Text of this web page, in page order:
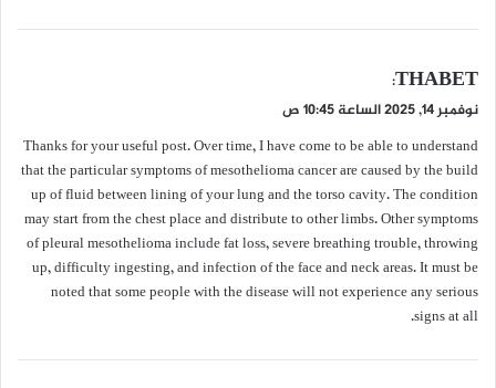
ي
ق
ل
THABET
:
نوفمبر 14, 2025 الساعة 10:45 ص
Thanks for your useful post. Over time, I have come to be able to understand
that the particular symptoms of mesothelioma cancer are caused by the build
up of fluid between lining of your lung and the torso cavity. The condition
may start from the chest place and distribute to other limbs. Other symptoms
of pleural mesothelioma include fat loss, severe breathing trouble, throwing
up, difficulty ingesting, and infection of the face and neck areas. It must be
noted that some people with the disease will not experience any serious
signs at all.